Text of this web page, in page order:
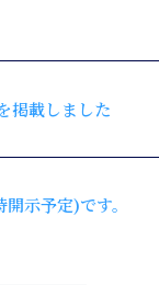
掲載しました
示予定)です。